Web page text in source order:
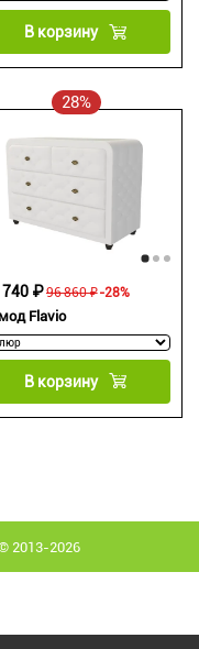
В корзину
28%
Flavio
96 860 ₽
740 ₽ -28%
В корзину
2026